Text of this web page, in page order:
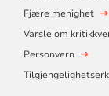
Fjære menighet
Varsle om
Personvern